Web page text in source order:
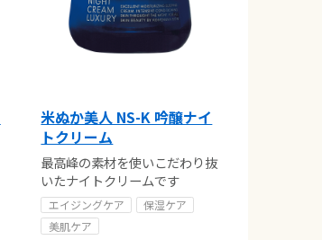
米ぬか美人 NS-K 吟醸ナイ
トクリーム
最高峰の素材を使いこだわり抜
いたナイトクリームです
エイジングケア
保湿ケア
美肌ケア